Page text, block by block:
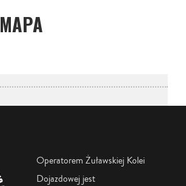
MAPA
Operatorem Żuławskiej Kolei
Dojazdowej jest